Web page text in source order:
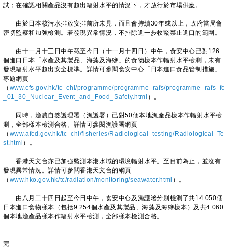
試；在確認相關產品沒有超出輻射水平的情況下，才放行於市場供應。
由於日本核污水排放安排前所未見，而且會持續30年或以上，政府當局會
密切監察和加強檢測。若發現異常情況，不排除進一步收緊禁止進口的範圍。
由十一月十三日中午截至今日（十一月十四日）中午，食安中心已對126
個進口日本「水產及其製品、海藻及海鹽」的食物樣本作輻射水平檢測，未有
發現輻射水平超出安全標準。詳情可參閱食安中心「日本進口食品管制措施」
專題網頁
（ www.cfs.gov.hk/tc_chi/programme/programme_rafs/programme_rafs_fc
_01_30_Nuclear_Event_and_Food_Safety.html ）。
同時，漁農自然護理署（漁護署）已對50個本地漁產品樣本作輻射水平檢
測，全部樣本檢測合格。詳情可參閱漁護署網頁
（ www.afcd.gov.hk/tc_chi/fisheries/Radiological_testing/Radiological_Te
st.html ）。
香港天文台亦已加強監測本港水域的環境輻射水平。至目前為止，並沒有
發現異常情況。詳情可參閱香港天文台的網頁
（ www.hko.gov.hk/tc/radiation/monitoring/seawater.html ）。
由八月二十四日起至今日中午，食安中心及漁護署分別檢測了共14 050個
日本進口食物樣本（包括9 254個水產及其製品、海藻及海鹽樣本）及共4 060
個本地漁產品樣本作輻射水平檢測，全部樣本檢測合格。
完